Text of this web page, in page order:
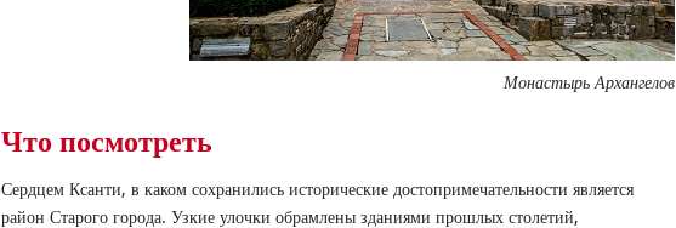
Монастырь Архангелов
Что посмотреть
Сердцем Ксанти, в каком сохранились исторические достопримечательности является
район Старого города. Узкие улочки обрамлены зданиями прошлых столетий,